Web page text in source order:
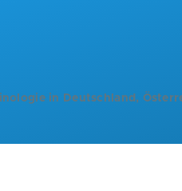
in Deutschland,